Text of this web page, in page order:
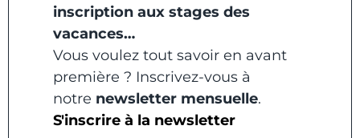
inscription aux stages des
vacances…
Vous voulez tout savoir en avant
première ? Inscrivez-vous à
notre newsletter mensuelle.
S'inscrire à la newsletter